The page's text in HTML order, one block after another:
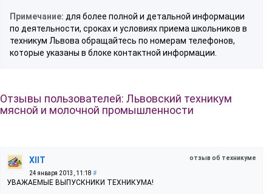
Примечание: для более полной и детальной информации
по деятельности, сроках и условиях приема школьников в
техникум Львова обращайтесь по номерам телефонов,
которые указаны в блоке контактной информации.
Отзывы пользователей: Львовский техникум
мясной и молочной промышленности
отзыв об техникуме
XIIT
24 января 2013, 11:18 #
УВАЖАЕМЫЕ ВЫПУСКНИКИ ТЕХНИКУМА!